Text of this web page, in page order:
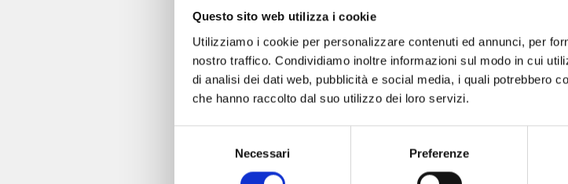
Questo sito web utilizza i cookie
Utilizziamo i cookie per personalizzare contenuti ed annunci, per
nostro traffico. Condividiamo inoltre informazioni sul modo in cui
di analisi dei dati web, pubblicità e social media, i quali potrebbero
che hanno raccolto dal suo utilizzo dei loro servizi.
Necessari Preferenze
06/10/2026
€ 5,90